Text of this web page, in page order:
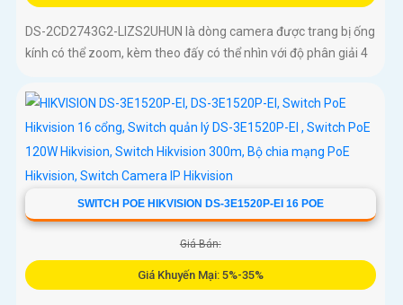
DS-2CD2743G2-LIZS2UHUN là dòng camera được trang bị ống
kính có thể zoom, kèm theo đấy có thể nhìn với độ phân giải 4
SWITCH POE HIKVISION DS-3E1520P-EI 16 POE
Giá Bán:
Giá Khuyến Mại: 5%-35%